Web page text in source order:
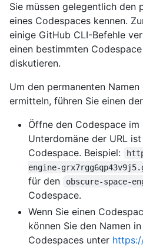
Sie müssen gelegentlich den
eines Codespaces kennen.
einige GitHub CLI-Befehle
einen bestimmten
diskutieren.
Um den permanenten
ermitteln, führen Sie einen
Öffne den Codespace im
Unterdomäne der URL
Codespace. Beispiel:
engine-
für den
obscure-space-
Codespace.
Wenn Sie einen
können Sie den Namen
Codespaces unter